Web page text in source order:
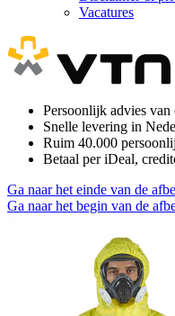
Vacatures
Persoonlijk advies van
Snelle levering in
Ruim 40.000
Betaal per iDeal,
Ga naar het einde van de
Ga naar het begin van de